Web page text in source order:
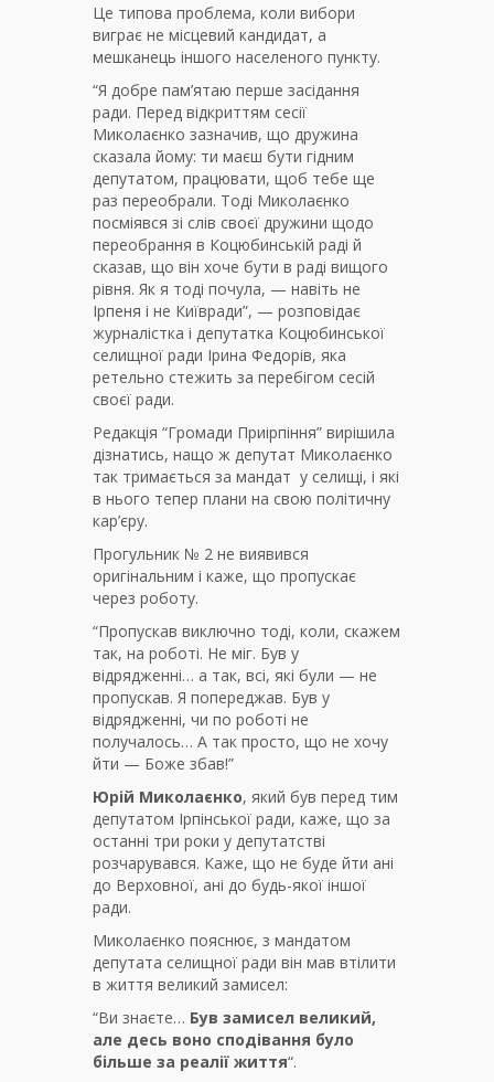
Це типова проблема, коли вибори
виграє не місцевий кандидат, а
мешканець іншого населеного пункту.
“Я добре пам’ятаю перше засідання
ради. Перед відкриттям сесії
Миколаєнко зазначив, що дружина
сказала йому: ти маєш бути гідним
депутатом, працювати, щоб тебе ще
раз переобрали. Тоді Миколаєнко
посміявся зі слів своєї дружини щодо
переобрання в Коцюбинській раді й
сказав, що він хоче бути в раді вищого
рівня. Як я тоді почула, — навіть не
Ірпеня і не Київради”, — розповідає
журналістка і депутатка Коцюбинської
селищної ради Ірина Федорів, яка
ретельно стежить за перебігом сесій
своєї ради.
Редакція “Громади Приірпіння” вирішила
дізнатись, нащо ж депутат Миколаєнко
так тримається за мандат у селищі, і які
в нього тепер плани на свою політичну
кар’єру.
Прогульник № 2 не виявився
оригінальним і каже, що пропускає
через роботу.
“Пропускав виключно тоді, коли, скажем
так, на роботі. Не міг. Був у
відрядженні… а так, всі, які були — не
пропускав. Я попереджав. Був у
відрядженні, чи по роботі не
получалось… А так просто, що не хочу
йти — Боже збав!”
Юрій Миколаєнко, який був перед тим
депутатом Ірпінської ради, каже, що за
останні три роки у депутатстві
розчарувався. Каже, що не буде йти ані
до Верховної, ані до будь-якої іншої
ради.
Миколаєнко пояснює, з мандатом
депутата селищної ради він мав втілити
в життя великий замисел:
“Ви знаєте… Був замисел великий,
але десь воно сподівання було
більше за реалії життя“.